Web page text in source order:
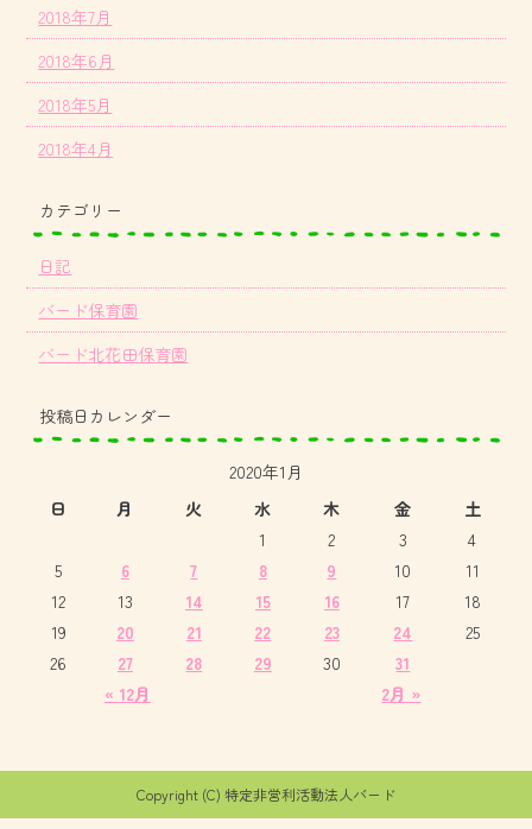
2018年7月
2018年6月
2018年5月
2018年4月
カテゴリー
日記
バード保育園
バード北花田保育園
投稿日カレンダー
2020年1月
日
月 火 水 木 金 土
« 12月 2月 »
1 2 3
4
5
6 7 8 9 10
11
12
13 14 15 16 17
18
19
20 21 22 23 24
25
26
27 28 29 30 31
Copyright (C) 特定非営利活動法人バード